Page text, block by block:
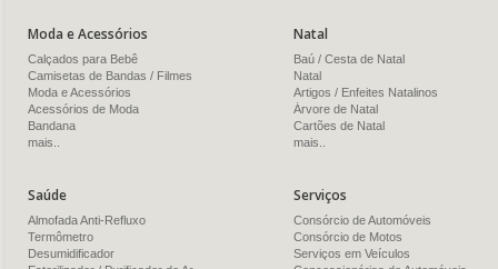
Moda e Acessórios
Calçados para Bebê
Camisetas de Bandas / Filmes
Moda e Acessórios
Acessórios de Moda
Bandana
mais..
Natal
Baú / Cesta de Natal
Natal
Artigos / Enfeites Natalinos
Árvore de Natal
Cartões de Natal
mais..
Saúde
Almofada Anti-Refluxo
Termômetro
Desumidificador
Serviços
Consórcio de Automóveis
Consórcio de Motos
Serviços em Veículos